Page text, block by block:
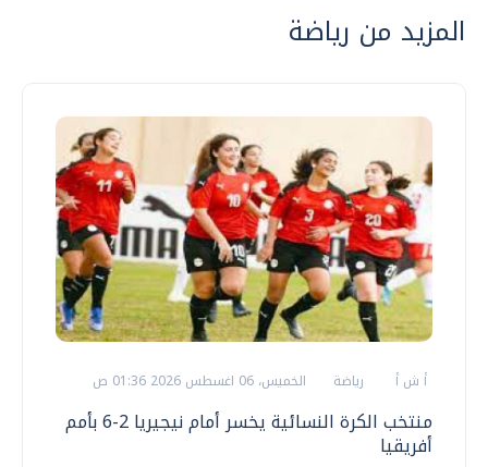
المزيد من رياضة
أ ش أ رياضة الخميس، 06 اغسطس 2026 01:36 ص
منتخب الكرة النسائية يخسر أمام نيجيريا 2-6 بأمم
أفريقيا